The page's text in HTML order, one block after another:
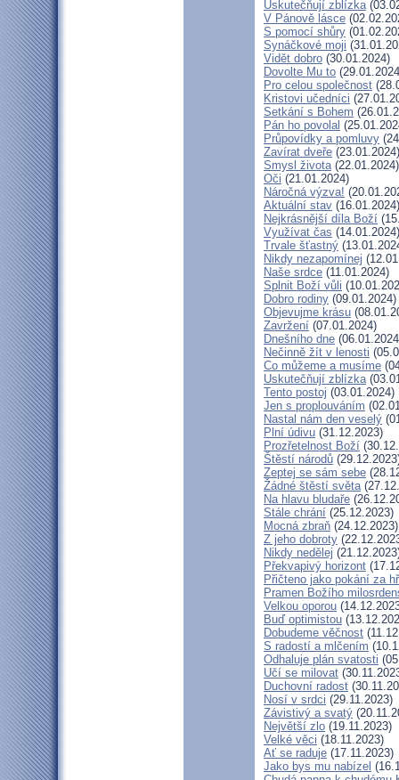
Uskutečňují zblízka
V Pánově lásce
S pomocí shůry
Synáčkové moji
Vidět dobro (30.01.2024)
Dovolte Mu to
Pro celou společnost
Kristovi učedníci
Setkání s Bohem
Pán ho povolal
Průpovídky a pomluvy
Zavírat dveře (23.01.2024)
Smysl života(22.01.2024)
Oči (21.01.2024)
Náročná výzva!
Aktuální stav (16.01.2024)
Nejkrásnější díla Boží
Využívat čas (14.01.2024)
Trvale šťastný
Nikdy nezapomínej
Naše srdce (11.01.2024)
Splnit Boží vůli
Dobro rodiny (09.01.2024)
Objevujme krásu
Zavržení (07.01.2024)
Dnešního dne
Nečinně žít v lenosti
Co můžeme a musíme
Uskutečňují zblízka
Tento postoj (03.01.2024)
Jen s proplouváním
Nastal nám den veselý
Plní údivu (31.12.2023)
Prozřetelnost Boží
Štěstí národů
Zeptej se sám sebe
Žádné štěstí světa
Na hlavu bludaře
Stále chrání (25.12.2023)
Mocná zbraň (24.12.2023)
Z jeho dobroty
Nikdy nedělej
Překvapivý horizont
Přičteno jako pokání za
Pramen Božího
Velkou oporou
Buď optimistou
Dobudeme věčnost
S radostí a mlčením
Odhaluje plán svatosti
Učí se milovat
Duchovní radost
Nosí v srdci (29.11.2023)
Závistivý a svatý
Největší zlo (19.11.2023)
Velké věci (18.11.2023)
Ať se raduje (17.11.2023)
Jako bys mu nabízel